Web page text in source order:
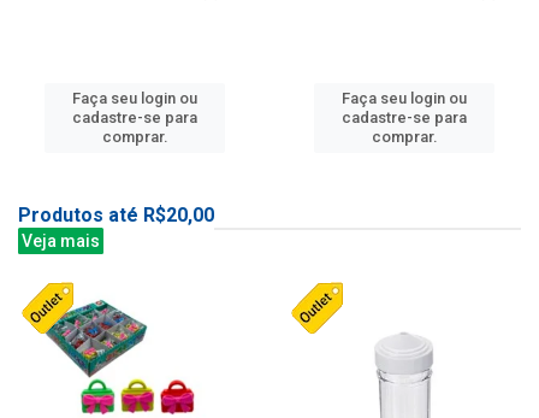
Faça seu login ou
cadastre-se para
comprar.
Faça seu login ou
cadastre-se para
comprar.
Produtos até R$20,00
Veja mais